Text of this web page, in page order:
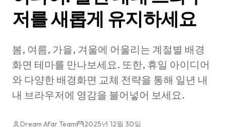
저를 새롭게 유지하세요
봄, 여름, 가을, 겨울에 어울리는 계절별 배경
화면 테마를 만나보세요. 또한, 휴일 아이디어
와 다양한 배경화면 교체 전략을 통해 일년 내
내 브라우저에 영감을 불어넣어 보세요.
Dream Afar Team 2025년 12월 30일